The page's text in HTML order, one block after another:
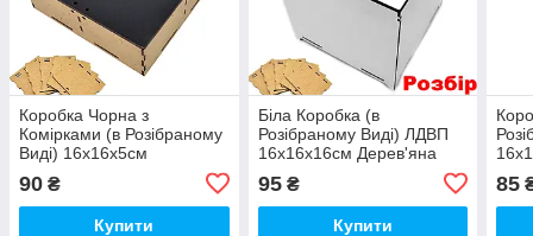
Коробка Чорна з
Комірками (в Розібраному
Виді) 16х16х5см
Коробочка ЛДВП для
Подарунка
90 ₴
Купити
Біла Коробка (в
Розібраному Виді) ЛДВП
16х16х16см Дерев'яна
Подарункова Коробочка
для Подарунка З Днем
Народження
95₴
Купити
МДФ
85